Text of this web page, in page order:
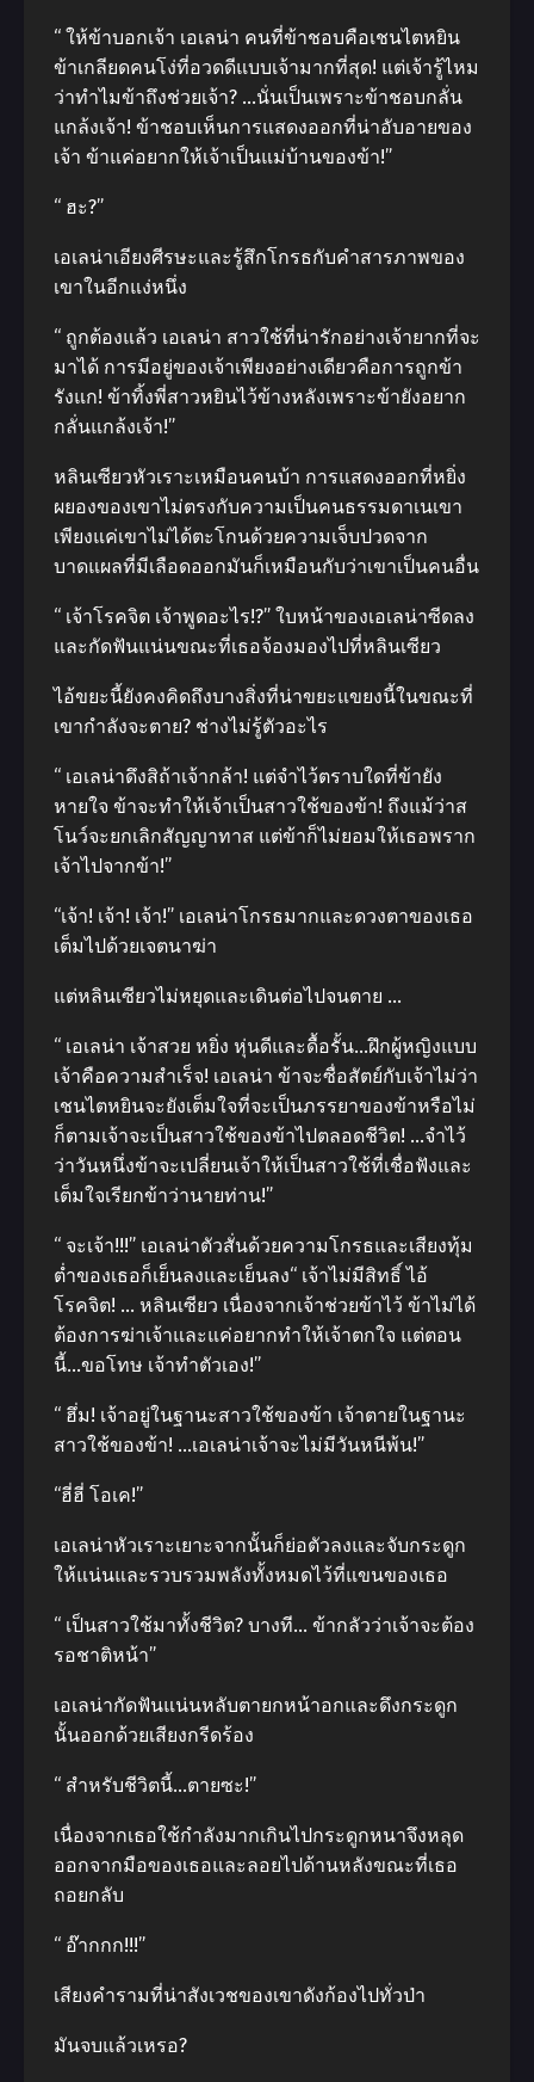
“ ให้ข้าบอกเจ้า เอเลน่า คนที่ข้าชอบคือเชนไตหยิน
ข้าเกลียดคนโง่ที่อวดดีแบบเจ้ามากที่สุด! แต่เจ้ารู้ไหม
ว่าทำไมข้าถึงช่วยเจ้า? …นั่นเป็นเพราะข้าชอบกลั่น
แกล้งเจ้า! ข้าชอบเห็นการแสดงออกที่น่าอับอายของ
เจ้า ข้าแค่อยากให้เจ้าเป็นแม่บ้านของข้า!”
“ ฮะ?”
เอเลน่าเอียงศีรษะและรู้สึกโกรธกับคำสารภาพของ
เขาในอีกแง่หนึ่ง
“ ถูกต้องแล้ว เอเลน่า สาวใช้ที่น่ารักอย่างเจ้ายากที่จะ
มาได้ การมีอยู่ของเจ้าเพียงอย่างเดียวคือการถูกข้า
รังแก! ข้าทิ้งพี่สาวหยินไว้ข้างหลังเพราะข้ายังอยาก
กลั่นแกล้งเจ้า!”
หลินเซียวหัวเราะเหมือนคนบ้า การแสดงออกที่หยิ่ง
ผยองของเขาไม่ตรงกับความเป็นคนธรรมดาเนเขา
เพียงแค่เขาไม่ได้ตะโกนด้วยความเจ็บปวดจาก
บาดแผลที่มีเลือดออกมันก็เหมือนกับว่าเขาเป็นคนอื่น
“ เจ้าโรคจิต เจ้าพูดอะไร!?” ใบหน้าของเอเลน่าซีดลง
และกัดฟันแน่นขณะที่เธอจ้องมองไปที่หลินเซียว
ไอ้ขยะนี้ยังคงคิดถึงบางสิ่งที่น่าขยะแขยงนี้ในขณะที่
เขากำลังจะตาย? ช่างไม่รู้ตัวอะไร
“ เอเลน่าดึงสิถ้าเจ้ากล้า! แต่จำไว้ตราบใดที่ข้ายัง
หายใจ ข้าจะทำให้เจ้าเป็นสาวใช้ของข้า! ถึงแม้ว่าส
โนว์จะยกเลิกสัญญาทาส แต่ข้าก็ไม่ยอมให้เธอพราก
เจ้าไปจากข้า!”
“เจ้า! เจ้า! เจ้า!” เอเลน่าโกรธมากและดวงตาของเธอ
เต็มไปด้วยเจตนาฆ่า
แต่หลินเซียวไม่หยุดและเดินต่อไปจนตาย …
“ เอเลน่า เจ้าสวย หยิ่ง หุ่นดีและดื้อรั้น…ฝึกผู้หญิงแบบ
เจ้าคือความสำเร็จ! เอเลน่า ข้าจะซื่อสัตย์กับเจ้าไม่ว่า
เชนไตหยินจะยังเต็มใจที่จะเป็นภรรยาของข้าหรือไม่
ก็ตามเจ้าจะเป็นสาวใช้ของข้าไปตลอดชีวิต! …จำไว้
ว่าวันหนึ่งข้าจะเปลี่ยนเจ้าให้เป็นสาวใช้ที่เชื่อฟังและ
เต็มใจเรียกข้าว่านายท่าน!”
“ จะเจ้า!!!” เอเลน่าตัวสั่นด้วยความโกรธและเสียงทุ้ม
ต่ำของเธอก็เย็นลงและเย็นลง“ เจ้าไม่มีสิทธิ์ ไอ้
โรคจิต! … หลินเซียว เนื่องจากเจ้าช่วยข้าไว้ ข้าไม่ได้
ต้องการฆ่าเจ้าและแค่อยากทำให้เจ้าตกใจ แต่ตอน
นี้…ขอโทษ เจ้าทำตัวเอง!”
“ ฮึ่ม! เจ้าอยู่ในฐานะสาวใช้ของข้า เจ้าตายในฐานะ
สาวใช้ของข้า! …เอเลน่าเจ้าจะไม่มีวันหนีพ้น!”
“ฮี่ฮี่ โอเค!”
เอเลน่าหัวเราะเยาะจากนั้นก็ย่อตัวลงและจับกระดูก
ให้แน่นและรวบรวมพลังทั้งหมดไว้ที่แขนของเธอ
“ เป็นสาวใช้มาทั้งชีวิต? บางที… ข้ากลัวว่าเจ้าจะต้อง
รอชาติหน้า”
เอเลน่ากัดฟันแน่นหลับตายกหน้าอกและดึงกระดูก
นั้นออกด้วยเสียงกรีดร้อง
“ สำหรับชีวิตนี้…ตายซะ!”
เนื่องจากเธอใช้กำลังมากเกินไปกระดูกหนาจึงหลุด
ออกจากมือของเธอและลอยไปด้านหลังขณะที่เธอ
ถอยกลับ
“ อ๊ากกก!!!”
เสียงคำรามที่น่าสังเวชของเขาดังก้องไปทั่วป่า
มันจบแล้วเหรอ?